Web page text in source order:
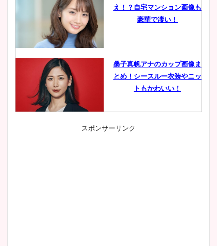
え！？自宅マンション画像も
豪華で凄い！
桑子真帆アナのカップ画像ま
とめ！シースルー衣装やニッ
トもかわいい！
小室瑛莉子のカップ画像まと
スポンサーリンク